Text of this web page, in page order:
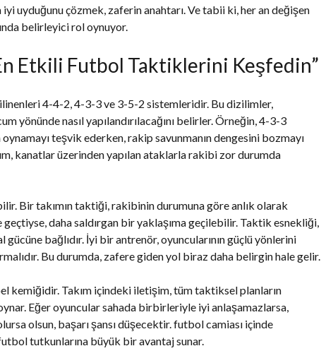
uyduğunu çözmek, zaferin anahtarı. Ve tabii ki, her an değişen
belirleyici rol oynuyor.
Etkili Futbol Taktiklerini Keşfedin”
4-4-2, 4-3-3 ve 3-5-2 sistemleridir. Bu dizilimler,
yönünde nasıl yapılandırılacağını belirler. Örneğin, 4-3-3
teşvik ederken, rakip savunmanın dengesini bozmayı
kanatlar üzerinden yapılan ataklarla rakibi zor durumda
Bir takımın taktiği, rakibinin durumuna göre anlık olarak
daha saldırgan bir yaklaşıma geçilebilir. Taktik esnekliği,
bağlıdır. İyi bir antrenör, oyuncularının güçlü yönlerini
Bu durumda, zafere giden yol biraz daha belirgin hale gelir.
kemiğidir. Takım içindeki iletişim, tüm taktiksel planların
Eğer oyuncular sahada birbirleriyle iyi anlaşamazlarsa,
olsun, başarı şansı düşecektir. futbol camiası içinde
tutkunlarına büyük bir avantaj sunar.